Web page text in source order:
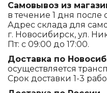
Самовывоз из
в течение 1 дня после
Адрес склада для
г. Новосибирск, ул.
Пт: с 09:00 до 17:00.
Доставка по
осуществляется
Срок доставки 1-3